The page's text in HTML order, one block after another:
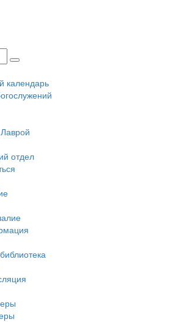
календарь
отдел